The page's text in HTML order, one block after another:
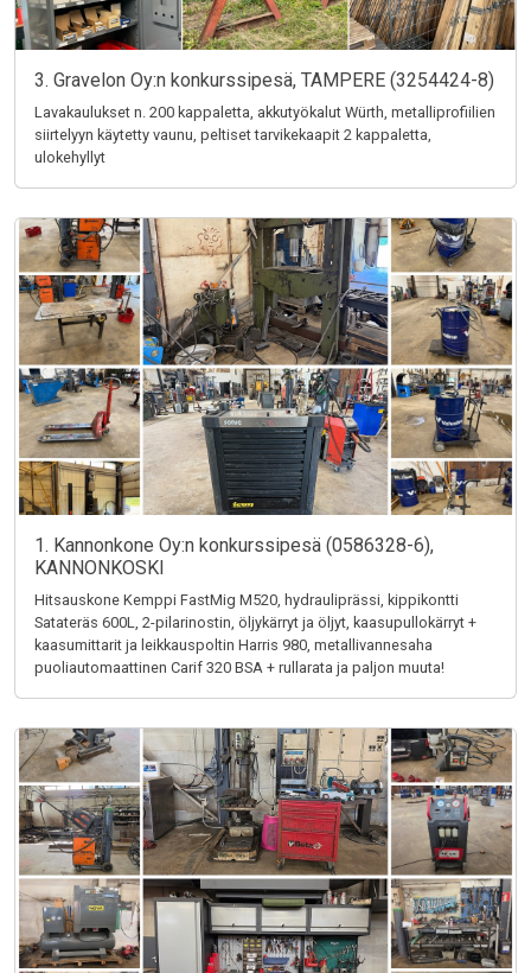
3. Gravelon Oy:n konkurssipesä, TAMPERE (3254424-8)
Lavakaulukset n. 200 kappaletta, akkutyökalut Würth, metalliprofiilien
siirtelyyn käytetty vaunu, peltiset tarvikekaapit 2 kappaletta,
ulokehyllyt
1. Kannonkone Oy:n konkurssipesä (0586328-6),
KANNONKOSKI
Hitsauskone Kemppi FastMig M520, hydrauliprässi, kippikontti
Satateräs 600L, 2-pilarinostin, öljykärryt ja öljyt, kaasupullokärryt +
kaasumittarit ja leikkauspoltin Harris 980, metallivannesaha
puoliautomaattinen Carif 320 BSA + rullarata ja paljon muuta!